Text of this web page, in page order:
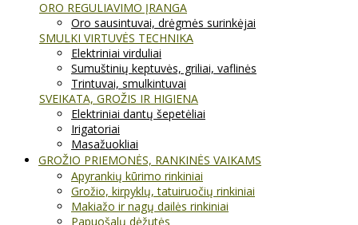
ORO REGULIAVIMO ĮRANGA
Oro sausintuvai, drėgmės surinkėjai
SMULKI VIRTUVĖS TECHNIKA
Elektriniai virduliai
Sumuštinių keptuvės, griliai, vaflinės
Trintuvai, smulkintuvai
SVEIKATA, GROŽIS IR HIGIENA
Elektriniai dantų šepetėliai
Irigatoriai
Masažuokliai
GROŽIO PRIEMONĖS, RANKINĖS VAIKAMS
Apyrankių kūrimo rinkiniai
Grožio, kirpyklų, tatuiruočių rinkiniai
Makiažo ir nagų dailės rinkiniai
Papuošalų dėžutės